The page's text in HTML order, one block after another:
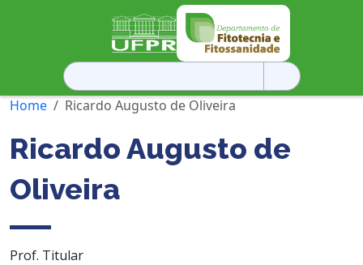
Pesquisar
por:
Home
Ricardo Augusto de Oliveira
Ricardo Augusto de
Oliveira
Prof. Titular